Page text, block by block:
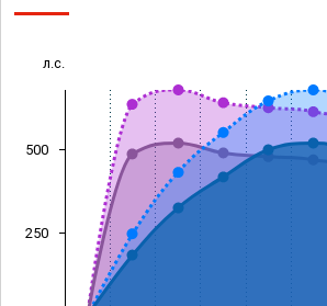
л.с.
250
500